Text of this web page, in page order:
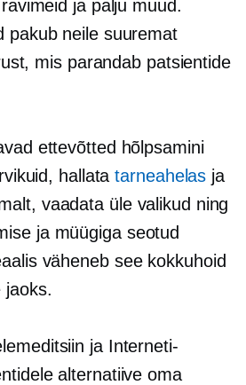
ja palju muud.
pakub neile suuremat
mis parandab patsientide
ettevõtted hõlpsamini
hallatatarneahelas ja
vaadata üle valikud ning
ja müügiga seotud
väheneb see kokkuhoid
jaoks.
ja Interneti-
alternatiive oma